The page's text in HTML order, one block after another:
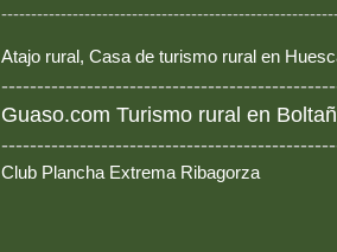
Atajo rural, Casa de turismo rural en
Guaso.com Turismo rural en
Club Plancha Extrema Ribagorza